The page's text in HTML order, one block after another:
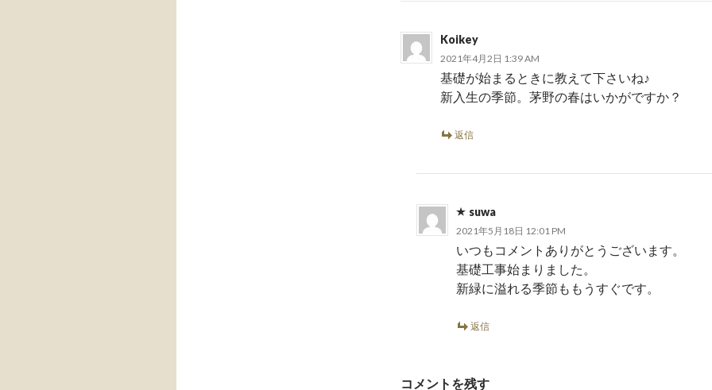
Koikey
2021年4月2日 1:39 AM
基礎が始まるときに教えて下さいね♪
新入生の季節。茅野の春はいかがですか？
返信
suwa
2021年5月18日 12:01 PM
いつもコメントありがとうございます。
基礎工事始まりました。
新緑に溢れる季節ももうすぐです。
返信
コメントを残す